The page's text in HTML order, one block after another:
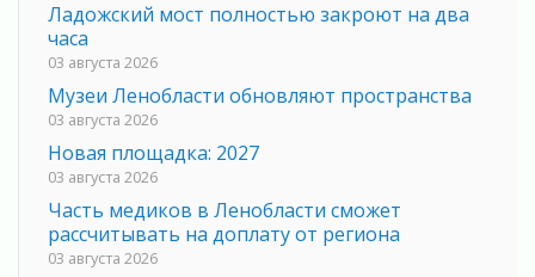
Ладожский мост полностью закроют на два
часа
03 августа 2026
Музеи Ленобласти обновляют пространства
03 августа 2026
Новая площадка: 2027
03 августа 2026
Часть медиков в Ленобласти сможет
рассчитывать на доплату от региона
03 августа 2026